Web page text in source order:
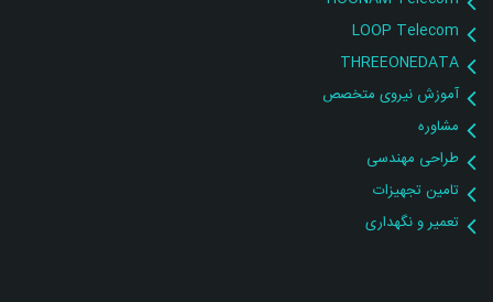
LOOP Telecom
THREEONEDATA
آموزش نیروی متخصص
مشاوره
طراحی مهندسی
تامین تجهیزات
تعمیر و نگهداری